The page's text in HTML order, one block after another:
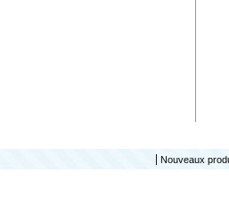
Nouveaux